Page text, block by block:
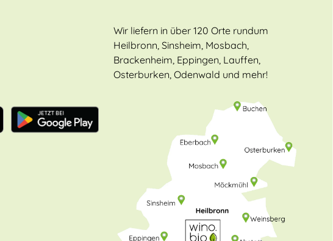
Wir liefern in über 120 Orte rundum
Heilbronn, Sinsheim, Mosbach,
Brackenheim, Eppingen, Lauffen,
Osterburken, Odenwald und mehr!